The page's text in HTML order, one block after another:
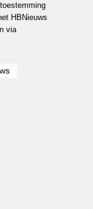
HBNieuws
via